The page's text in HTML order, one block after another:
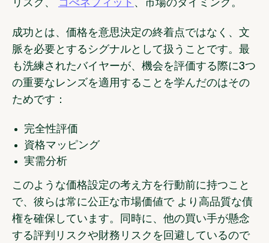
リスク、
コべネフィット 、市場のタイミング。
成功とは、価格を意思決定の終着点ではなく、文
脈を必要とするシグナルとして扱うことです。 最
も洗練されたバイヤーが、 機会を評価する際に3つ
の重要なレンズを適用することを学んだのはその
ためです：
完全性評価
資格マッピング
実需分析
このような価格設定の考え方を行動前に持つこと
で、彼らは常に公正な 市場価値で より高品質な債
権を確保しています。同時に、他の買い手が懸念
する評判リスクや財務リスクを回避しているので